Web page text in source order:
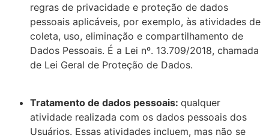
regras de privacidade e proteção de dados
pessoais aplicáveis, por exemplo, às atividades de
coleta, uso, eliminação e compartilhamento de
Dados Pessoais. É a Lei nº. 13.709/2018, chamada
de Lei Geral de Proteção de Dados.
Tratamento de dados pessoais: qualquer
atividade realizada com os dados pessoais dos
Usuários. Essas atividades incluem, mas não se